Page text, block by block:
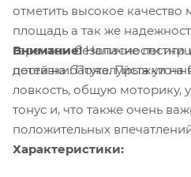
отметить высокое
площадь а так же
гарантом безопасности
детей на батуте. Прыжки на
ловкость, общую
тонус и, что также очень
положительных
Внимание!Наличие
поставки. Пожалуйста
Характеристики: